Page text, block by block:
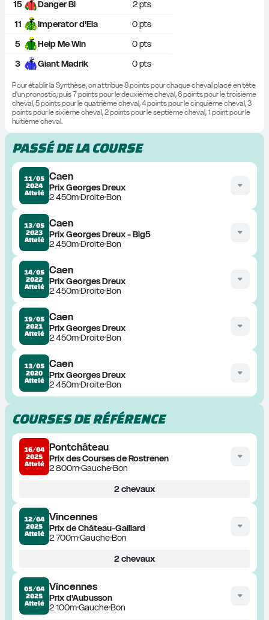
15
Danger Bi 2 pts
11
Imperator d'Ela 0 pts
5
Help Me Win 0 pts
3
Giant Madrik 0 pts
Pour établir la Synthèse, on attribue 8 points pour chaque cheval placé en tête
d'un pronostic, puis 7 points pour le deuxième cheval, 6 points pour le troisième
cheval, 5 points pour le quatrième cheval, 4 points pour le cinquième cheval, 3
points pour le sixième cheval, 2 points pour le septième cheval, 1 point pour le
huitième cheval.
PASSÉ DE LA COURSE
11/05
2024
Attelé
Caen
Prix Georges Dreux
2 450mDroiteBon
13/05
2023
Attelé
Caen
Prix Georges Dreux - Big5
2 450mDroiteBon
14/05
2022
Attelé
Caen
Prix Georges Dreux
2 450mDroiteBon
19/05
2021
Attelé
Caen
Prix Georges Dreux
2 450mDroiteBon
13/05
2020
Attelé
Caen
Prix Georges Dreux
2 450mDroiteBon
COURSES DE RÉFÉRENCE
16/04
2025
Attelé
Pontchâteau
Prix des Courses de Rostrenen
2 800mGaucheBon
2chevaux
12/04
2025
Attelé
Vincennes
Prix de Château-Gaillard
2 700mGaucheBon
2chevaux
05/04
2025
Attelé
Vincennes
Prix d'Aubusson
2 100mGaucheBon